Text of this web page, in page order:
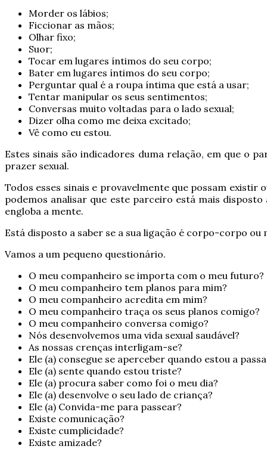
Morder os lábios;
Ficcionar as mãos;
Olhar fixo;
Suor;
Tocar em lugares íntimos do seu corpo;
Bater em lugares íntimos do seu corpo;
Perguntar qual é a roupa íntima que está a usar;
Tentar manipular os seus sentimentos;
Conversas muito voltadas para o lado sexual;
Dizer olha como me deixa excitado;
Vê como eu estou.
Estes sinais são indicadores duma relação, em que o
prazer sexual.
Todos esses sinais e provavelmente que possam
podemos analisar que este parceiro está mais
engloba a mente.
Está disposto a saber se a sua ligação é corpo-corpo
Vamos a um pequeno questionário.
O meu companheiro se importa com o meu futuro?
O meu companheiro tem planos para mim?
O meu companheiro acredita em mim?
O meu companheiro traça os seus planos comigo?
O meu companheiro conversa comigo?
Nós desenvolvemos uma vida sexual saudável?
As nossas crenças interligam-se?
Ele (a) consegue se aperceber quando estou a
Ele (a) sente quando estou triste?
Ele (a) procura saber como foi o meu dia?
Ele (a) desenvolve o seu lado de criança?
Ele (a) Convida-me para passear?
Existe comunicação?
Existe cumplicidade?
Existe amizade?